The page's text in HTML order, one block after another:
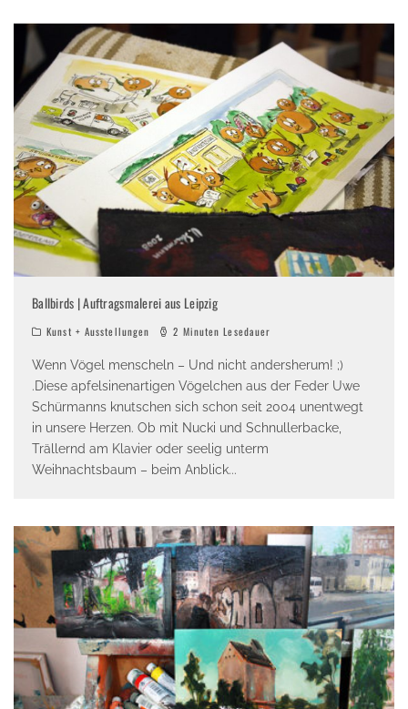
Ballbirds | Auftragsmalerei aus Leipzig
Kunst + Ausstellungen 2 Minuten Lesedauer
Wenn Vögel menscheln – Und nicht andersherum! ;)
.Diese apfelsinenartigen Vögelchen aus der Feder Uwe
Schürmanns knutschen sich schon seit 2004 unentwegt
in unsere Herzen. Ob mit Nucki und Schnullerbacke,
Trällernd am Klavier oder seelig unterm
Weihnachtsbaum – beim Anblick...